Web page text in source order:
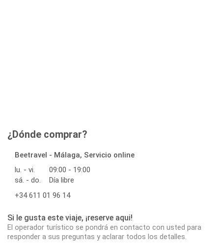
¿Dónde comprar?
Beetravel - Málaga, Servicio online
lu. - vi.
09:00 - 19:00
sá. - do.
Día libre
+34 611 01 96 14
Si le gusta este viaje, ¡reserve aqui!
El operador turístico se pondrá en contacto con usted para
responder a sus preguntas y aclarar todos los detalles.